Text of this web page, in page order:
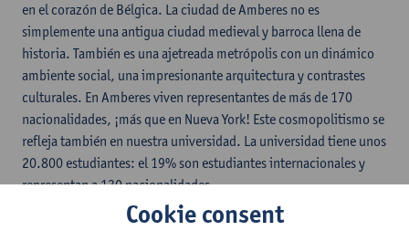
en el corazón de Bélgica. La ciudad de Amberes no es
simplemente una antigua ciudad medieval y barroca llena de
historia. También es una ajetreada metrópolis con un dinámico
ambiente social, una impresionante arquitectura y contrastes
culturales. En Amberes viven representantes de más de 170
nacionalidades, ¡más que en Nueva York! Este cosmopolitismo se
refleja también en nuestra universidad. La universidad tiene unos
20.800 estudiantes: el 19% son estudiantes internacionales y
representan a 130 nacionalidades.
Cookie consent